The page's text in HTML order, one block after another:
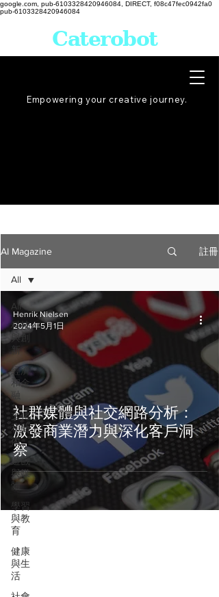
google.com, pub-6103328420946084, DIRECT, f08c47fec0942fa0
pub-6103328420946084
Empowering your creative journey.
Caterobot
AI Magazine 註冊
All
科技
與創
新
經濟
和金
融
文化
和藝
術
遊戲
與媒
體
學習
與教
育
健康
與生
活
All
社群媒體與社交網路分析：
激發商業潛力與深化客戶洞
察
Henrik Nielsen
2024年5月1日